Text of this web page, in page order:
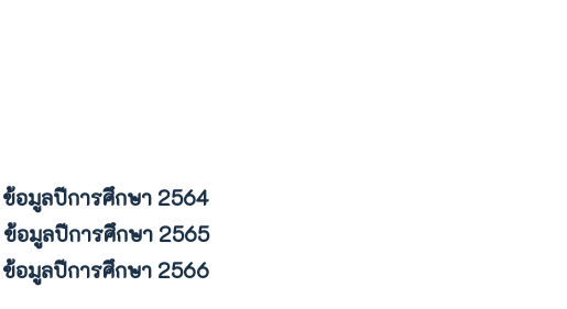
ข้อมูลปีการศึกษา 2564
ข้อมูลปีการศึกษา 2565
ข้อมูลปีการศึกษา 2566